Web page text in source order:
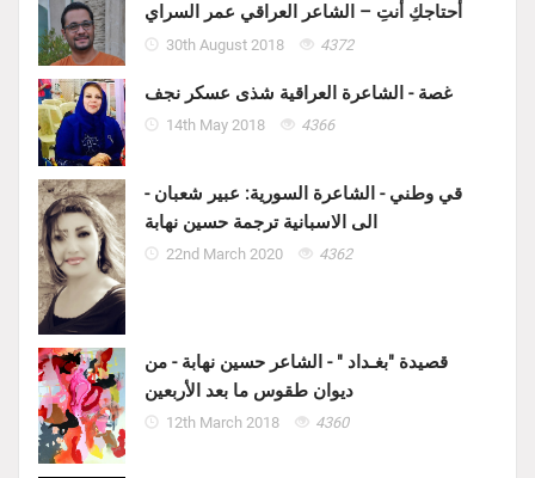
أحتاجكِ أنتِ – الشاعر العراقي عمر السراي
30th August 2018 4372
غصة - الشاعرة العراقية شذى عسكر نجف
14th May 2018 4366
قي وطني - الشاعرة السورية: عبير شعبان -
الى الاسبانية ترجمة حسين نهابة
22nd March 2020 4362
قصيدة "بغـداد " - الشاعر حسين نهابة - من
ديوان طقوس ما بعد الأربعين
12th March 2018 4360